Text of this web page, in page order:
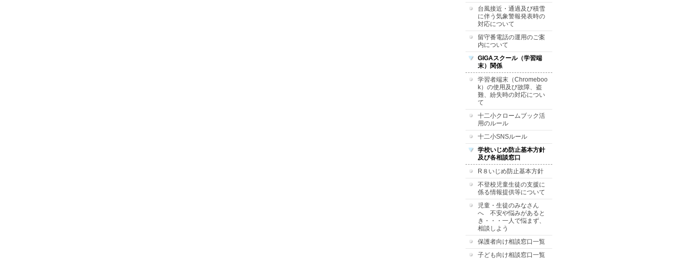
台風接近・通過及び積雪
に伴う気象警報発表時の
対応について
留守番電話の運用のご案
内について
GIGAスクール（学習端
末）関係
学習者端末（Chromeboo
k）の使用及び故障、盗
難、紛失時の対応につい
て
十二小クロームブック活
用のルール
十二小SNSルール
学校いじめ防止基本方針
及び各相談窓口
R８いじめ防止基本方針
不登校児童生徒の支援に
係る情報提供等について
児童・生徒のみなさん
へ 不安や悩みがあると
き・・・一人で悩まず、
相談しよう
保護者向け相談窓口一覧
子ども向け相談窓口一覧